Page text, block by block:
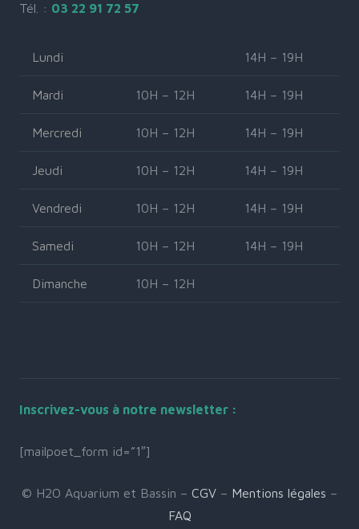
Tél. : 03 22 91 72 57
Lundi 14H – 19H
Mardi 10H – 12H 14H – 19H
Mercredi 10H – 12H 14H – 19H
Jeudi 10H – 12H 14H – 19H
Vendredi 10H – 12H 14H – 19H
Samedi 10H – 12H 14H – 19H
Dimanche 10H – 12H
Inscrivez-vous à notre newsletter :
[mailpoet_form id=”1″]
© H2O Aquarium et Bassin – CGV – Mentions légales –
FAQ